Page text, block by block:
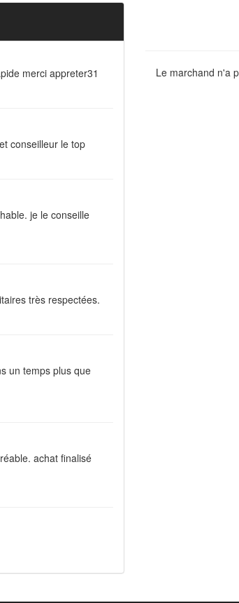
merci appreter31
conseilleur le top
je le conseille
très respectées.
un temps plus que
achat finalisé
Le marchand n'a